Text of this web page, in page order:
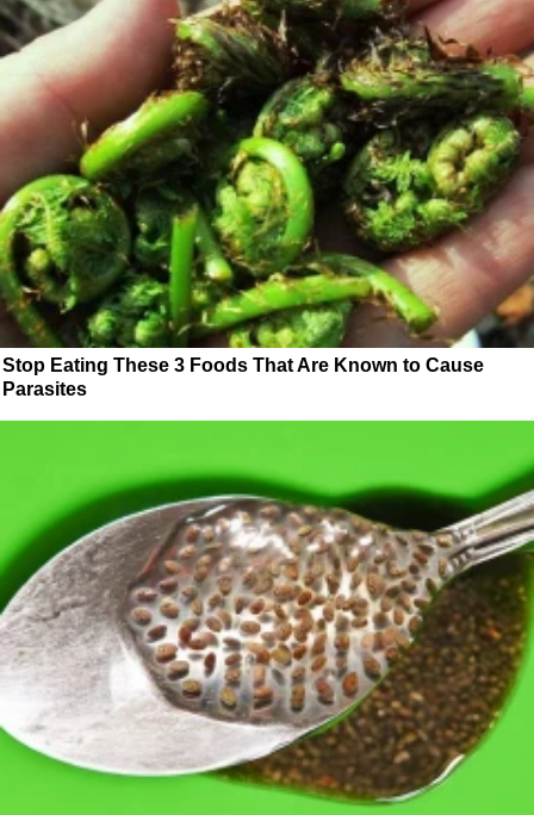
Stop Eating These 3 Foods That Are Known to Cause
Parasites